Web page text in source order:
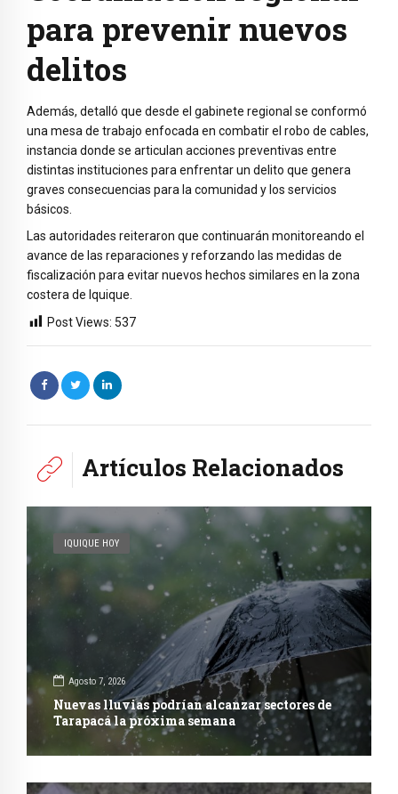
para prevenir nuevos
delitos
Además, detalló que desde el gabinete regional se conformó
una mesa de trabajo enfocada en combatir el robo de cables,
instancia donde se articulan acciones preventivas entre
distintas instituciones para enfrentar un delito que genera
graves consecuencias para la comunidad y los servicios
básicos.
Las autoridades reiteraron que continuarán monitoreando el
avance de las reparaciones y reforzando las medidas de
fiscalización para evitar nuevos hechos similares en la zona
costera de Iquique.
Post Views: 537
Artículos Relacionados
IQUIQUE HOY
Agosto 7, 2026
Nuevas lluvias podrían alcanzar sectores de
Tarapacá la próxima semana